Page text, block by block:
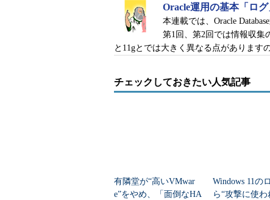
れていました（図27-2）。
Oracle運用の基本「ロ
本連載では、Oracle
第1回、第2回では情報収集
と11gとでは大きく異なる点があります
チェックしておきたい人気記事
有隣堂が“高いVMwar
e”をやめ、「面倒なHA
Windows 11の
ら“攻撃に使